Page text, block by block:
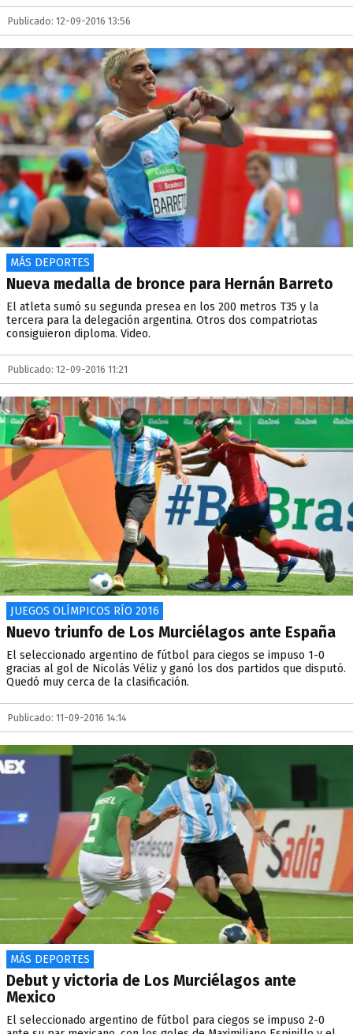
Publicado: 12-09-2016 13:56
MÁS DEPORTES
Nueva medalla de bronce para Hernán Barreto
El atleta sumó su segunda presea en los 200 metros T35 y la
tercera para la delegación argentina. Otros dos compatriotas
consiguieron diploma. Video.
Publicado: 12-09-2016 11:21
JUEGOS OLÍMPICOS RÍO 2016
Nuevo triunfo de Los Murciélagos ante España
El seleccionado argentino de fútbol para ciegos se impuso 1-0
gracias al gol de Nicolás Véliz y ganó los dos partidos que disputó.
Quedó muy cerca de la clasificación.
Publicado: 11-09-2016 14:14
MÁS DEPORTES
Debut y victoria de Los Murciélagos ante
Mexico
El seleccionado argentino de fútbol para ciegos se impuso 2-0